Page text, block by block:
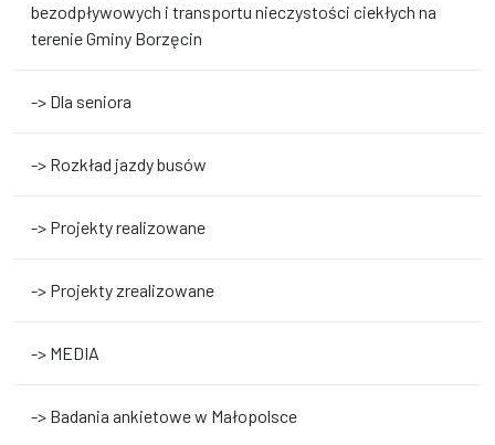
bezodpływowych i transportu nieczystości ciekłych na
terenie Gminy Borzęcin
-> Dla seniora
-> Rozkład jazdy busów
-> Projekty realizowane
-> Projekty zrealizowane
-> MEDIA
-> Badania ankietowe w Małopolsce